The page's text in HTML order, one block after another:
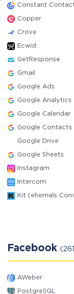
Constant
Copper
Crove
Ecwid
GetResponse
Gmail
Google Ads
Google Analytics
Google Calendar
Google Contacts
Google Drive
Google Sheets
Instagram
Intercom
Kit (ehemals
Facebook
AWeber
PostgreSQL